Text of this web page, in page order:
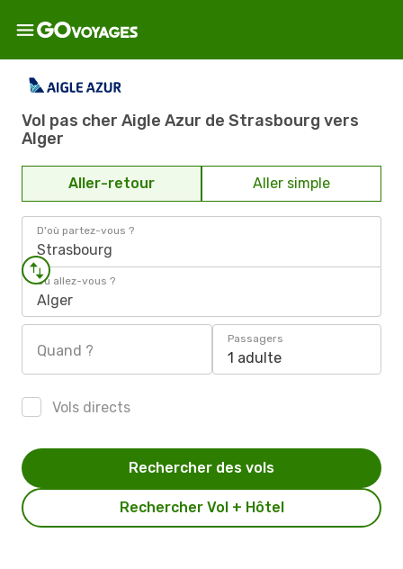
Vol pas cher Aigle Azur de Strasbourg vers
Alger
Aller-retour Aller simple
D'où partez-vous ?
Strasbourg
Où allez-vous ?
Alger
Quand ?
Passagers
1 adulte
Vols directs
Rechercher Vol + Hôtel
Rechercher des vols